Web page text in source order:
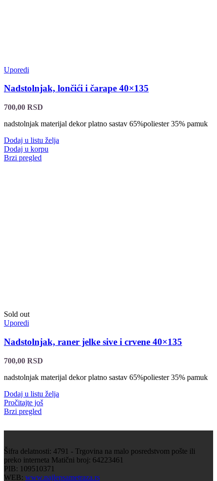
Uporedi
Nadstolnjak, lončići i čarape 40×135
700,00 RSD
nadstolnjak materijal dekor platno sastav 65%poliester 35% pamuk
Dodaj u listu želja
Dodaj u korpu
Brzi pregled
Sold out
Uporedi
Nadstolnjak, raner jelke sive i crvene 40×135
700,00 RSD
nadstolnjak materijal dekor platno sastav 65%poliester 35% pamuk
Dodaj u listu želja
Pročitajte još
Brzi pregled
Šifra delatnosti: 4791 - Trgovina na malo posredstvom pošte ili
preko interneta Matični broj: 64223461
PIB: 109510371
WEB: www.najlepsametraza.rs